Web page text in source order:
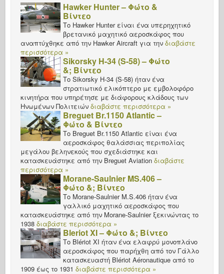
Hawker Hunter – Φώτο &
Βίντεο
Το Hawker Hunter είναι ένα υπερηχητικό
βρετανικό μαχητικό αεροσκάφος που
αναπτύχθηκε από την Hawker Aircraft για την διαβάστε
περισσότερα »
Sikorsky H-34 (S-58) – Φώτο
&; Βίντεο
Το Sikorsky H-34 (S-58) ήταν ένα
στρατιωτικό ελικόπτερο με εμβολοφόρο
κινητήρα που υπηρέτησε με διάφορους κλάδους των
Ηνωμένων Πολιτειών διαβάστε περισσότερα »
Breguet Br.1150 Atlantic –
Φώτο & Βίντεο
Το Breguet Br.1150 Atlantic είναι ένα
αεροσκάφος θαλάσσιας περιπολίας
μεγάλου βεληνεκούς που σχεδιάστηκε και
κατασκευάστηκε από την Breguet Aviation διαβάστε
περισσότερα »
Morane-Saulnier MS.406 –
Φώτο &; Βίντεο
Το Morane-Saulnier M.S.406 ήταν ένα
γαλλικό μαχητικό αεροσκάφος που
κατασκευάστηκε από την Morane-Saulnier ξεκινώντας το
1938 διαβάστε περισσότερα »
Bleriot XI – Φώτο &; Βίντεο
Το Blériot XI ήταν ένα ελαφρύ μονοπλάνο
αεροσκάφος που παρήχθη από τον Γάλλο
κατασκευαστή Blériot Aéronautique από το
1909 έως το 1931 διαβάστε περισσότερα »